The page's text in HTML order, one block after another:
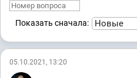
Показать сначала:
05.10.2021, 13:20